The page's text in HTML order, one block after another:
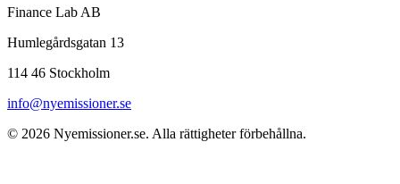
Finance Lab AB
Humlegårdsgatan 13
114 46 Stockholm
info@nyemissioner.se
© 2026 Nyemissioner.se. Alla rättigheter förbehållna.